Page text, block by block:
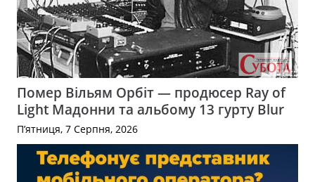
Помер Вільям Орбіт — продюсер Ray of
Light Мадонни та альбому 13 гурту Blur
П’ятниця, 7 Серпня, 2026